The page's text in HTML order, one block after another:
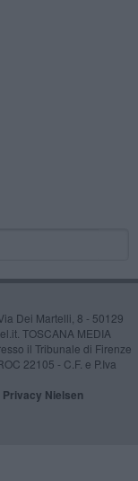
Dei Martelli, 8 - 50129
TOSCANA MEDIA
il Tribunale di Firenze
22105 - C.F. e P.Iva
Privacy Nielsen